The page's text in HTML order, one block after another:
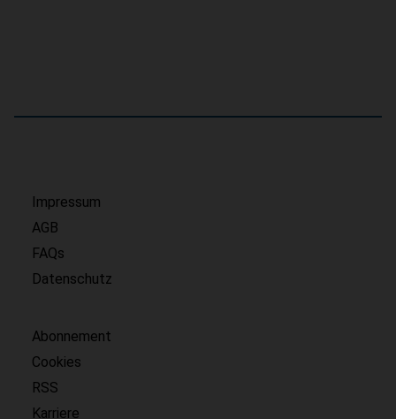
Impressum
AGB
FAQs
Datenschutz
Abonnement
Cookies
RSS
Karriere